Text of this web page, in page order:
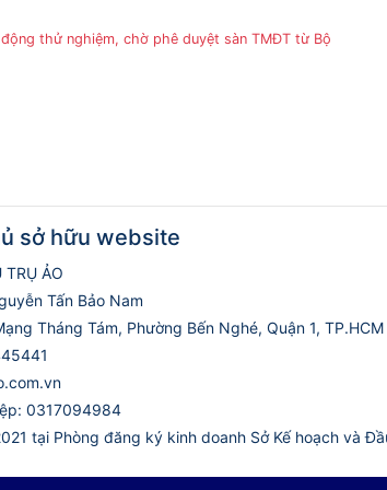
thử nghiệm, chờ phê duyệt sàn TMĐT từ Bộ
sở hữu website
ẢO
Tấn Bảo Nam
Tháng Tám, Phường Bến Nghé, Quận 1, TP.HCM
0317094984
tại Phòng đăng ký kinh doanh Sở Kế hoạch và